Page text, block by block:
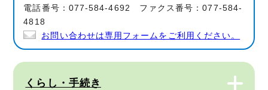
電話番号：077-584-4692 ファクス番号：077-584-
4818
お問い合わせは専用フォームをご利用ください。
くらし・手続き